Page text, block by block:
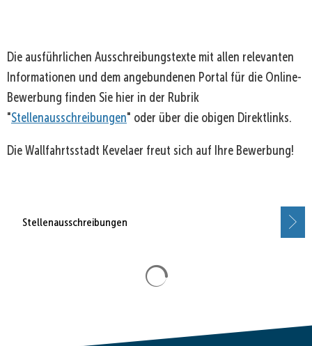
Die ausführlichen Ausschreibungstexte mit allen relevanten
Informationen und dem angebundenen Portal für die Online-
Bewerbung finden Sie hier in der Rubrik
"Stellenausschreibungen" oder über die obigen Direktlinks.
Die Wallfahrtsstadt Kevelaer freut sich auf Ihre Bewerbung!
Stellenausschreibungen